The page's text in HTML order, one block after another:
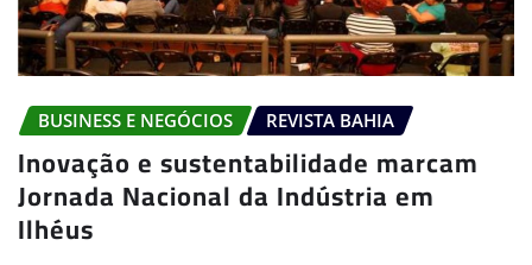
BUSINESS E NEGÓCIOS REVISTA BAHIA
Inovação e sustentabilidade marcam
Jornada Nacional da Indústria em
Ilhéus